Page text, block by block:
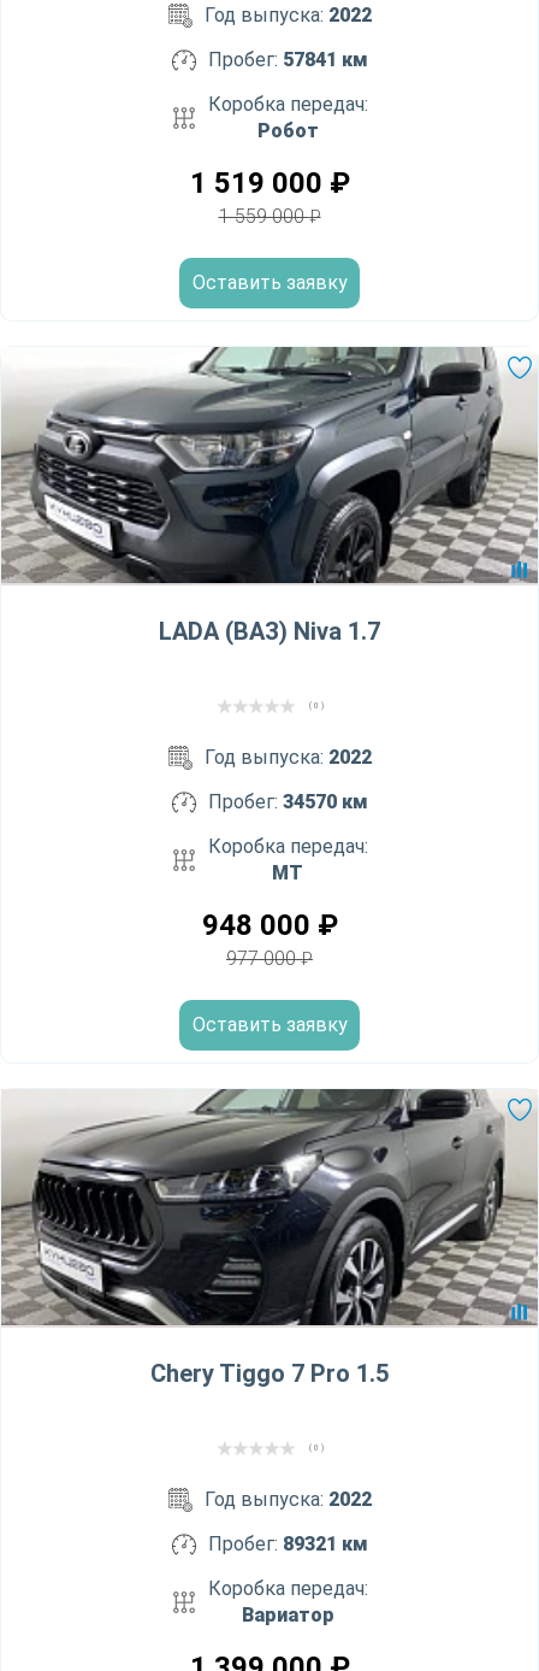
Год выпуска: 2022
Пробег: 57841 км
Коробка передач:
Робот
1 519 000 ₽
1 559 000₽
Оставить заявку
LADA (ВАЗ) Niva 1.7
( 0 )
Год выпуска: 2022
Пробег: 34570 км
Коробка передач:
MT
948 000 ₽
977 000₽
Оставить заявку
Chery Tiggo 7 Pro 1.5
( 0 )
Год выпуска: 2022
Пробег: 89321 км
Коробка передач:
Вариатор